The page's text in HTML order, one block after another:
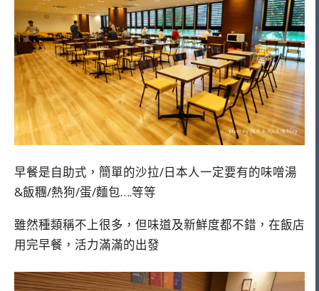
早餐是自助式，簡單的沙拉/日本人一定要有的味噌湯
&飯糰/熱狗/蛋/麵包….等等
雖然種類稱不上很多，但味道及新鮮度都不錯，在飯店
用完早餐，活力滿滿的出發